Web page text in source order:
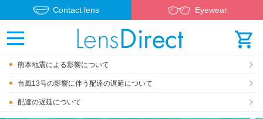
Contact lens Eyewear
熊本地震による影響について
台風13号の影響に伴う配達の遅延について
配達の遅延について